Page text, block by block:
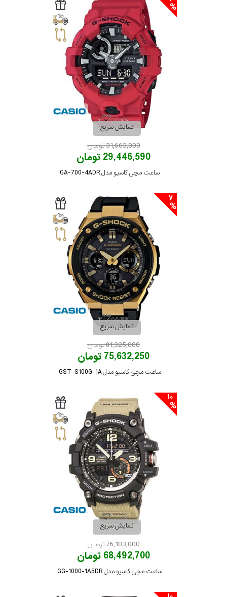
نمایش سریع
31,663,000 تومان
29,446,590 تومان
ساعت مچی کاسیو مدل GA-700-4ADR
نمایش سریع
81,325,000 تومان
75,632,250 تومان
ساعت مچی کاسیو مدل GST-S100G-1A
نمایش سریع
76,103,000 تومان
68,492,700 تومان
ساعت مچی کاسیو مدل GG-1000-1A5DR